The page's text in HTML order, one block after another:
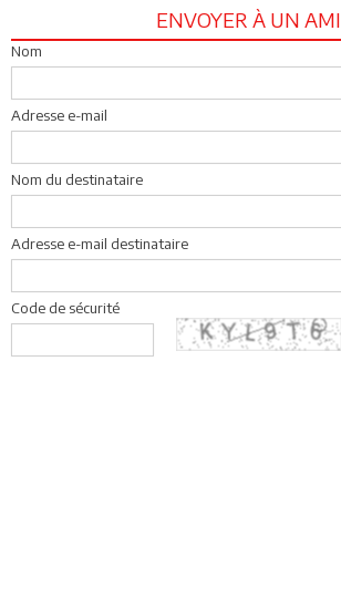
ENVOYER À UN AMI
Nom
Adresse e-mail
Nom du destinataire
Adresse e-mail destinataire
Code de sécurité